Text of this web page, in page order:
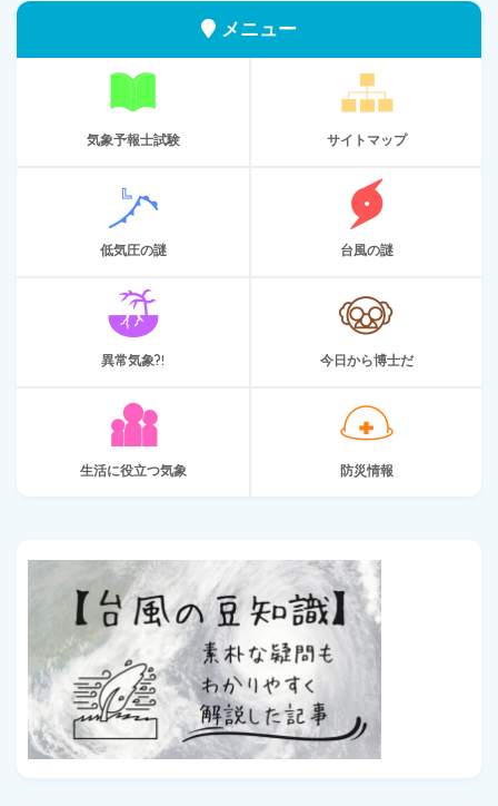
メニュー
気象予報士試験 サイトマップ
低気圧の謎 台風の謎
異常気象?! 今日から博士だ
生活に役立つ気象 防災情報